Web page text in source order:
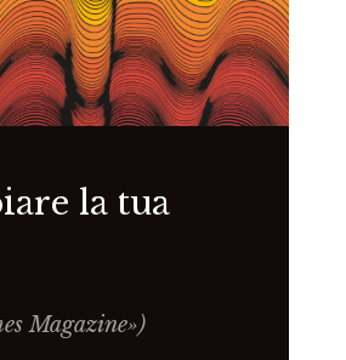
la tua
Magazine»)